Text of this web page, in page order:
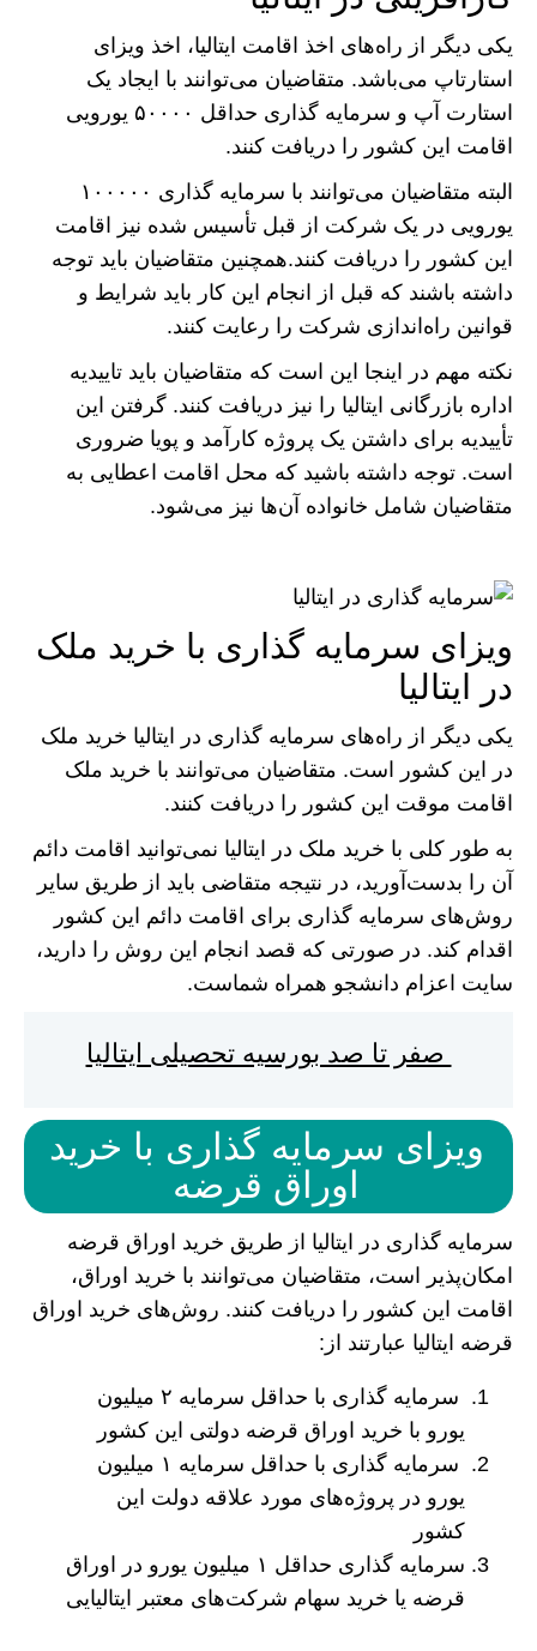
یکی دیگر از راه‌های اخذ اقامت ایتالیا، اخذ ویزای
استارتاپ می‌باشد. متقاضیان می‌توانند با ایجاد یک
استارت آپ و سرمایه گذاری حداقل ۵۰۰۰۰ یورویی
اقامت این کشور را دریافت کنند.
البته متقاضیان می‌توانند با سرمایه گذاری ۱۰۰۰۰۰
یورویی در یک شرکت از قبل تأسیس شده نیز اقامت
این کشور را دریافت کنند.همچنین متقاضیان باید توجه
داشته باشند که قبل از انجام این کار باید شرایط و
قوانین راه‌اندازی شرکت را رعایت کنند.
نکته مهم در اینجا این است که متقاضیان باید تاییدیه
اداره بازرگانی ایتالیا را نیز دریافت کنند. گرفتن این
تأییدیه برای داشتن یک پروژه کارآمد و پویا ضروری
است. توجه داشته باشید که محل اقامت اعطایی به
متقاضیان شامل خانواده آن‌ها نیز می‌شود.
ویزای سرمایه گذاری با خرید ملک
در ایتالیا
یکی دیگر از راه‌های سرمایه گذاری در ایتالیا خرید ملک
در این کشور است. متقاضیان می‌توانند با خرید ملک
اقامت موقت این کشور را دریافت کنند.
به طور کلی با خرید ملک در ایتالیا نمی‌توانید اقامت دائم
آن را بدست‌آورید، در نتیجه متقاضی باید از طریق سایر
روش‌های سرمایه گذاری برای اقامت دائم این کشور
اقدام کند. در صورتی که قصد انجام این روش را دارید،
سایت اعزام دانشجو همراه شماست.
صفر تا صد بورسیه تحصیلی ایتالیا
ویزای سرمایه گذاری با خرید
اوراق قرضه
سرمایه گذاری در ایتالیا از طریق خرید اوراق قرضه
امکان‌پذیر است، متقاضیان می‌توانند با خرید اوراق،
اقامت این کشور را دریافت کنند. روش‌های خرید اوراق
قرضه ایتالیا عبارتند از:
سرمایه گذاری با حداقل سرمایه ۲ میلیون
یورو با خرید اوراق قرضه دولتی این کشور
سرمایه گذاری با حداقل سرمایه ۱ میلیون
یورو در پروژه‌های مورد علاقه دولت این
کشور
سرمایه گذاری حداقل ۱ میلیون یورو در اوراق
قرضه یا خرید سهام شرکت‌های معتبر ایتالیایی